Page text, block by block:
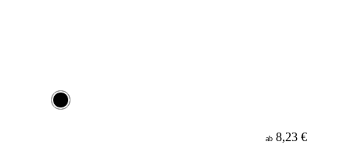
ab 8,23 €